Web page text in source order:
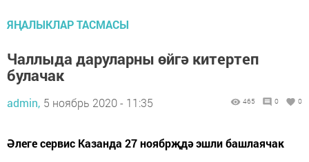
ЯҢАЛЫКЛАР ТАСМАСЫ
Чаллыда даруларны өйгә китертеп
булачак
admin, 5 ноябрь 2020 - 11:35 465 0 0
Әлеге сервис Казанда 27 ноябрҗдә эшли башлаячак